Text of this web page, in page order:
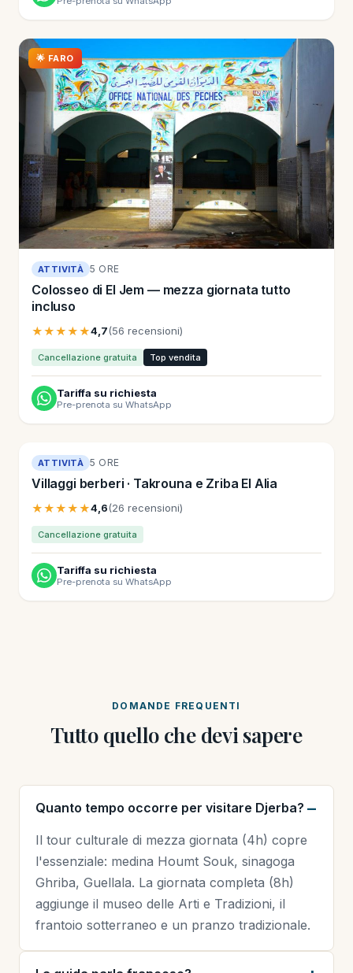
🌟 FARO
ATTIVITÀ 5 ORE
Colosseo di El Jem — mezza giornata tutto
incluso
★★★★★4,7(56 recensioni)
Cancellazione gratuita Top vendita
Tariffa su richiesta
Pre-prenota su WhatsApp
ATTIVITÀ 5 ORE
Villaggi berberi · Takrouna e Zriba El Alia
★★★★★4,6(26 recensioni)
Cancellazione gratuita
Tariffa su richiesta
Pre-prenota su WhatsApp
DOMANDE FREQUENTI
Tutto quello che devi sapere
Quanto tempo occorre per visitare Djerba?
Il tour culturale di mezza giornata (4h) copre
l'essenziale: medina Houmt Souk, sinagoga
Ghriba, Guellala. La giornata completa (8h)
aggiunge il museo delle Arti e Tradizioni, il
frantoio sotterraneo e un pranzo tradizionale.